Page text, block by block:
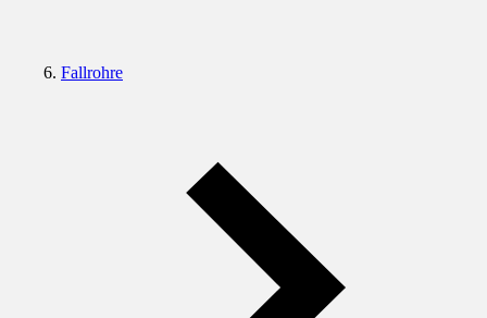
Fallrohre